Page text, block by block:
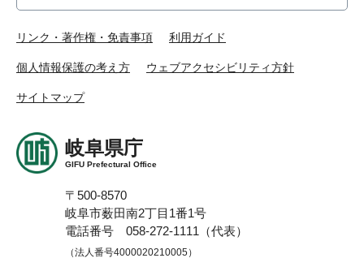
リンク・著作権・免責事項 利用ガイド
個人情報保護の考え方 ウェブアクセシビリティ方針
サイトマップ
岐阜県庁
GIFU Prefectural Office
〒500-8570
岐阜市薮田南2丁目1番1号
電話番号 058-272-1111（代表）
（法人番号4000020210005）